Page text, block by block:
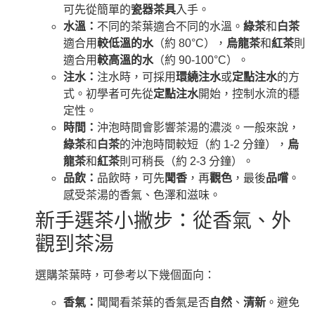
可先從簡單的瓷器茶具入手。
水溫： 不同的茶葉適合不同的水溫。 綠茶和 白茶
適合用較低溫的水（約 80°C）， 烏龍茶和紅茶則
適合用較高溫的水（約 90-100°C）。
注水： 注水時，可採用環繞注水或定點注水的方
式。初學者可先從定點注水開始，控制水流的穩
定性。
時間： 沖泡時間會影響茶湯的濃淡。一般來說，
綠茶和 白茶的沖泡時間較短（約 1-2 分鐘）， 烏
龍茶和紅茶則可稍長（約 2-3 分鐘）。
品飲： 品飲時，可先聞香 ，再觀色 ，最後品嚐 。
感受茶湯的香氣、色澤和滋味。
新手選茶小撇步：從香氣、外
觀到茶湯
選購茶葉時，可參考以下幾個面向：
香氣： 聞聞看茶葉的香氣是否 自然 、 清新 。避免